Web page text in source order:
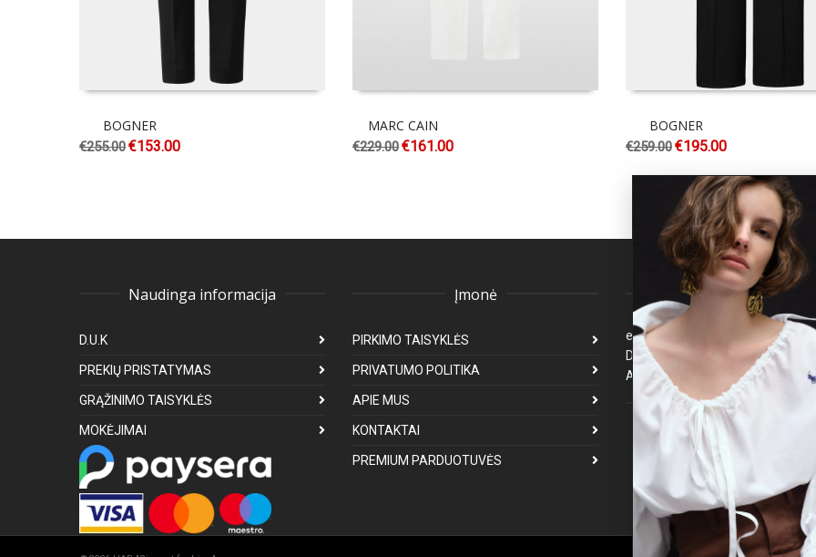
BOGNER
€255.00€153.00
MARC CAIN
€229.00€161.00
BOGNER
€259.00€195.00
Naudinga informacija
D.U.K
PREKIŲ PRISTATYMAS
GRĄŽINIMO TAISYKLĖS
MOKĖJIMAI
Įmonė
PIRKIMO TAISYKLĖS
PRIVATUMO POLITIKA
APIE MUS
KONTAKTAI
PREMIUM PARDUOTUVĖS
Klientų aptarnavimas
Darbo laikas: I-V 8:00-17:00
Atsakymas per 1-3 darbo dienas
Mus galite rasti